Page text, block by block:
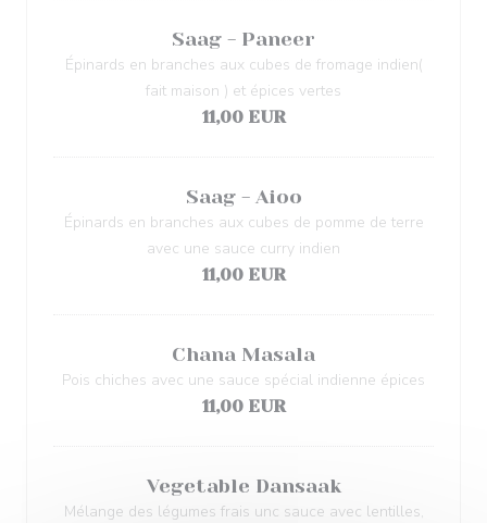
Saag - Paneer
Épinards en branches aux cubes de fromage indien(
fait maison ) et épices vertes
11,00 EUR
Saag - Aioo
Épinards en branches aux cubes de pomme de terre
avec une sauce curry indien
11,00 EUR
Chana Masala
Pois chiches avec une sauce spécial indienne épices
11,00 EUR
Vegetable Dansaak
Mélange des légumes frais unc sauce avec lentilles,